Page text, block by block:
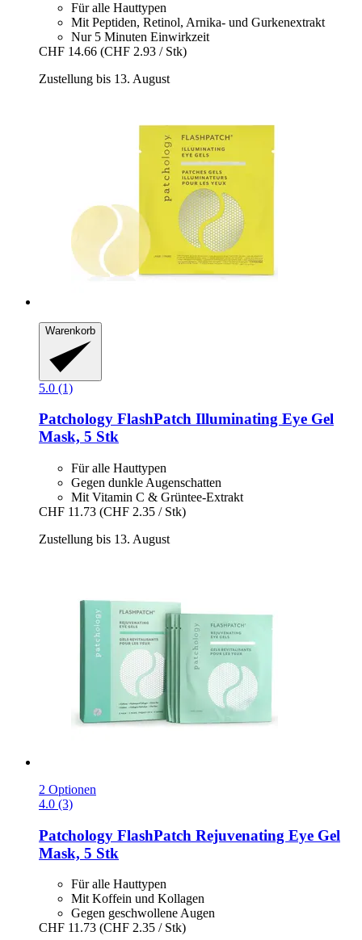
Für alle Hauttypen
Mit Peptiden, Retinol, Arnika- und Gurkenextrakt
Nur 5 Minuten Einwirkzeit
CHF 14.66 (CHF 2.93 / Stk)
Zustellung bis 13. August
Warenkorb
5.0 (1)
Patchology FlashPatch Illuminating Eye Gel
Mask, 5 Stk
Für alle Hauttypen
Gegen dunkle Augenschatten
Mit Vitamin C & Grüntee-Extrakt
CHF 11.73 (CHF 2.35 / Stk)
Zustellung bis 13. August
2 Optionen
4.0 (3)
Patchology FlashPatch Rejuvenating Eye Gel
Mask, 5 Stk
Für alle Hauttypen
Mit Koffein und Kollagen
Gegen geschwollene Augen
CHF 11.73 (CHF 2.35 / Stk)